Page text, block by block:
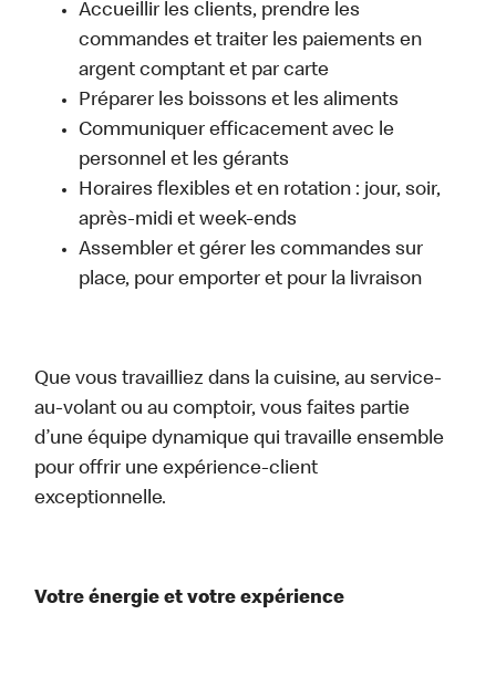
Accueillir les clients, prendre les
commandes et traiter les paiements en
argent comptant et par carte
Préparer les boissons et les aliments
Communiquer efficacement avec le
personnel et les gérants
Horaires flexibles et en rotation : jour, soir,
après-midi et week-ends
Assembler et gérer les commandes sur
place, pour emporter et pour la livraison
Que vous travailliez dans la cuisine, au service-
au-volant ou au comptoir, vous faites partie
d’une équipe dynamique qui travaille ensemble
pour offrir une expérience-client
exceptionnelle.
Votre énergie et votre expérience